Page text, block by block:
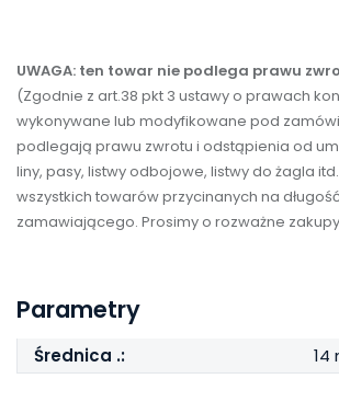
UWAGA: ten towar nie podlega prawu
(Zgodnie z art.38 pkt 3 ustawy o prawach
wykonywane lub modyfikowane pod
podlegają prawu zwrotu i odstąpienia od
liny, pasy, listwy odbojowe, listwy do żagla
wszystkich towarów przycinanych na
zamawiającego. Prosimy o rozważne
Parametry
Średnica .: 14